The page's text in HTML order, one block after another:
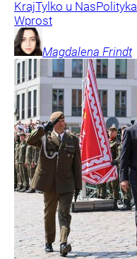
KrajTylko u NasPolityka
Wprost
Magdalena Frindt